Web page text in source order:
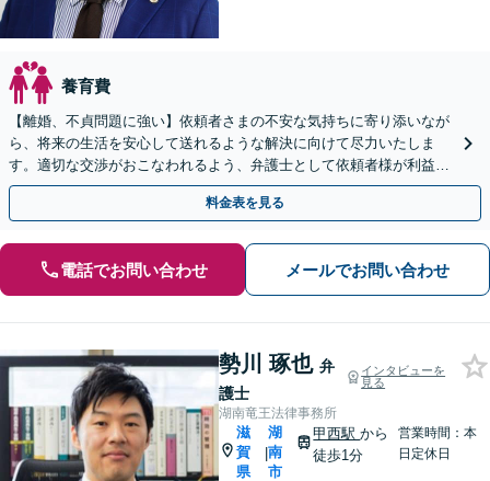
養育費
【離婚、不貞問題に強い】依頼者さまの不安な気持ちに寄り添いなが
ら、将来の生活を安心して送れるような解決に向けて尽力いたしま
す。適切な交渉がおこなわれるよう、弁護士として依頼者様が利益を
最大限得ることができるようサポート【子連れ相談OK】
料金表を見る
電話でお問い合わせ メールでお問い合わせ
勢川 琢也 弁
護士
インタビューを
見る
湖南竜王法律事務所
滋
賀
県
|
湖
南
市
甲西駅から
徒歩1分
営業時間：本
日定休日